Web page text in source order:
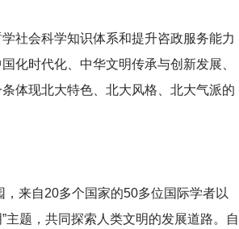
社会科学知识体系和提升咨政服务能力
化时代化、中华文明传承与创新发展、
体现北大特色、北大风格、北大气派的
来自20多个国家的50多位国际学者以
主题，共同探索人类文明的发展道路。自